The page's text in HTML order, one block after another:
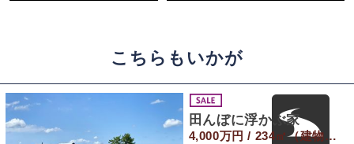
こちらもいかが
田んぼに浮かぶ家
4,000万円 / 234㎡（建物） 1,154㎡（敷地）